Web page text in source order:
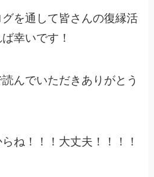
を通して皆さんの復縁活
幸いです！
んでいただきありがとう
ね！！！大丈夫！！！！